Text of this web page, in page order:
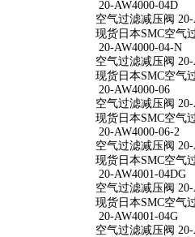
20-AW4000-04D
空气过滤减压阀 20-
现货日本SMC空气
20-AW4000-04-N
空气过滤减压阀
现货日本SMC空气
20-AW4000-06
空气过滤减压阀 20-
现货日本SMC空气
20-AW4000-06-2
空气过滤减压阀 20-
现货日本SMC空气
20-AW4001-04DG
空气过滤减压阀 20-
现货日本SMC空气
20-AW4001-04G
空气过滤减压阀 20-